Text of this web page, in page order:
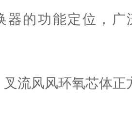
器的功能定位，